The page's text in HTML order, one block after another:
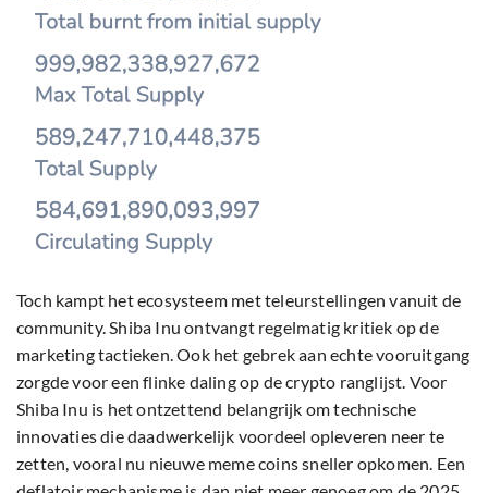
Toch kampt het ecosysteem met teleurstellingen vanuit de
community. Shiba Inu ontvangt regelmatig kritiek op de
marketing tactieken. Ook het gebrek aan echte vooruitgang
zorgde voor een flinke daling op de crypto ranglijst. Voor
Shiba Inu is het ontzettend belangrijk om technische
innovaties die daadwerkelijk voordeel opleveren neer te
zetten, vooral nu nieuwe meme coins sneller opkomen. Een